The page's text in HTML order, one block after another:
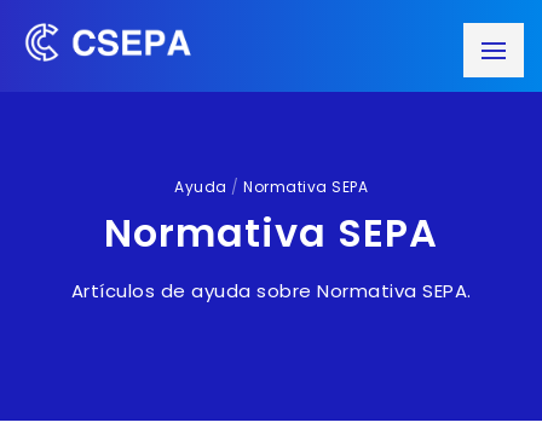
Ayuda / Normativa SEPA
Normativa SEPA
Artículos de ayuda sobre Normativa SEPA.